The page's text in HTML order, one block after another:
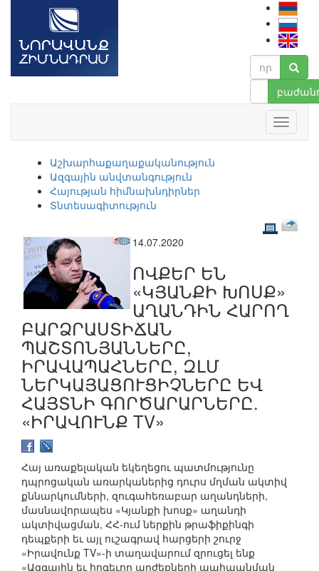
Աշխարհաքաղաքականություն
Ազգային անվտանգություն
Հայության հիմնախնդիրներ
Տնտեսագիտություն
14.07.2020
ՈՎՔԵՐ ԵՆ
«ԿՅԱՆՔԻ ԽՈՍՔ»
ԱՂԱՆԴԻՆ ՀԱՐՈՂ
ԲԱՐՁՐԱՍՏԻՃԱՆ
ՊԱՇՏՈՆՅԱՆՆԵՐԸ,
ԻՐԱՎԱՊԱՀՆԵՐԸ, ԶԼՄ
ՆԵՐԿԱՅԱՑՈՒՑԻՉՆԵՐԸ ԵՎ
ՀԱՅՏՆԻ ԳՈՐԾԱՐԱՐՆԵՐԸ.
«ԻՐԱՎՈՒՆՔ TV»
Հայ առաքելական եկեղեցու պատմությունը
դպրոցական առարկաներից դուրս մղման ակտիվ
քննարկումների, զուգահեռաբար աղանդների,
մասնավորապես «Կյանքի խոսք» աղանդի
ակտիվացման, ՀՀ-ում ներքին թրաֆիքինգի
դեպքերի եւ այլ ուշագրավ հարցերի շուրջ
«Իրավունք TV»-ի տաղավարում զրուցել ենք
«Ազգային եւ հոգեւոր արժեքների պահպանման